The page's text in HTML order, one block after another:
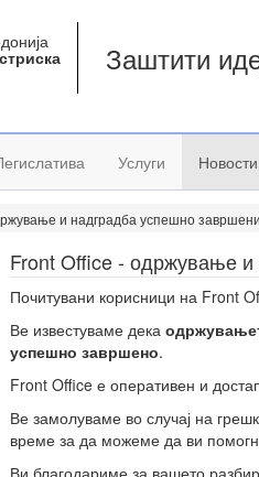
Заштити
Услуги Новости
и надградба успешно завршени
Front Office - одржување
Почитувани корисници на Front
Ве известуваме дека
успешно завршено.
Front Office е оперативен и
Ве замолуваме во случај на
време за да можеме да ви
Ви благодариме за вашето